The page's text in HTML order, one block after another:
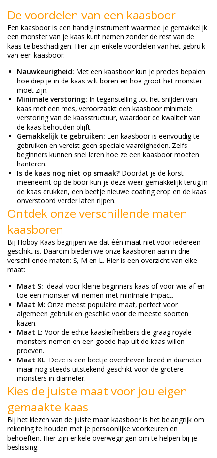
De voordelen van een kaasboor
Een kaasboor is een handig instrument waarmee je gemakkelijk
een monster van je kaas kunt nemen zonder de rest van de
kaas te beschadigen. Hier zijn enkele voordelen van het gebruik
van een kaasboor:
Nauwkeurigheid: Met een kaasboor kun je precies bepalen
hoe diep je in de kaas wilt boren en hoe groot het monster
moet zijn.
Minimale verstoring: In tegenstelling tot het snijden van
kaas met een mes, veroorzaakt een kaasboor minimale
verstoring van de kaasstructuur, waardoor de kwaliteit van
de kaas behouden blijft.
Gemakkelijk te gebruiken: Een kaasboor is eenvoudig te
gebruiken en vereist geen speciale vaardigheden. Zelfs
beginners kunnen snel leren hoe ze een kaasboor moeten
hanteren.
Is de kaas nog niet op smaak? Doordat je de korst
meeneemt op de boor kun je deze weer gemakkelijk terug in
de kaas drukken, een beetje nieuwe coating erop en de kaas
onverstoord verder laten rijpen.
Ontdek onze verschillende maten
kaasboren
Bij Hobby Kaas begrijpen we dat één maat niet voor iedereen
geschikt is. Daarom bieden we onze kaasboren aan in drie
verschillende maten: S, M en L. Hier is een overzicht van elke
maat:
Maat S: Ideaal voor kleine beginners kaas of voor wie af en
toe een monster wil nemen met minimale impact.
Maat M: Onze meest populaire maat, perfect voor
algemeen gebruik en geschikt voor de meeste soorten
kazen.
Maat L: Voor de echte kaasliefhebbers die graag royale
monsters nemen en een goede hap uit de kaas willen
proeven.
Maat XL: Deze is een beetje overdreven breed in diameter
maar nog steeds uitstekend geschikt voor de grotere
monsters in diameter.
Kies de juiste maat voor jou eigen
gemaakte kaas
Bij het kiezen van de juiste maat kaasboor is het belangrijk om
rekening te houden met je persoonlijke voorkeuren en
behoeften. Hier zijn enkele overwegingen om te helpen bij je
beslissing: